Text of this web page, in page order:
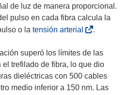
e
de luz de manera proporcional.
pulso en cada fibra calcula la
o la tensión arterial
e
a
b
r
.
superó los límites de las
el trefilado de fibra, lo que dio
dieléctricas con 500 cables
medio inferior a 150 nm. Las